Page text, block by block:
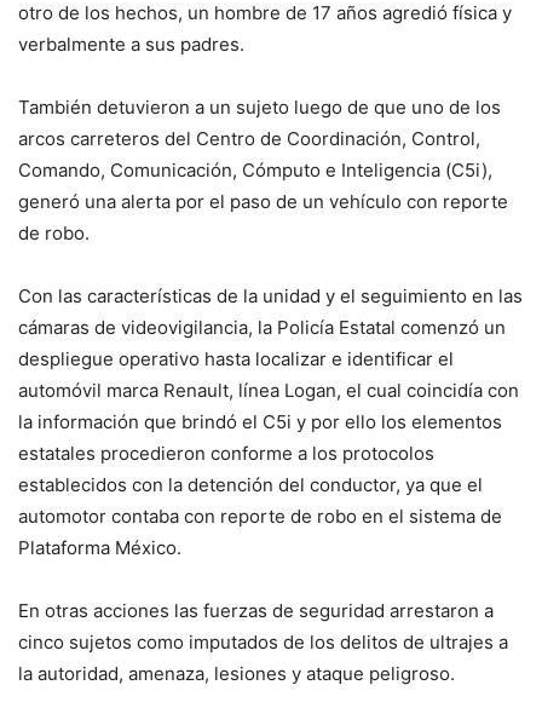
otro de los hechos, un hombre de 17 años agredió física y
verbalmente a sus padres.
También detuvieron a un sujeto luego de que uno de los
arcos carreteros del Centro de Coordinación, Control,
Comando, Comunicación, Cómputo e Inteligencia (C5i),
generó una alerta por el paso de un vehículo con reporte
de robo.
Con las características de la unidad y el seguimiento en las
cámaras de videovigilancia, la Policía Estatal comenzó un
despliegue operativo hasta localizar e identificar el
automóvil marca Renault, línea Logan, el cual coincidía con
la información que brindó el C5i y por ello los elementos
estatales procedieron conforme a los protocolos
establecidos con la detención del conductor, ya que el
automotor contaba con reporte de robo en el sistema de
Plataforma México.
En otras acciones las fuerzas de seguridad arrestaron a
cinco sujetos como imputados de los delitos de ultrajes a
la autoridad, amenaza, lesiones y ataque peligroso.